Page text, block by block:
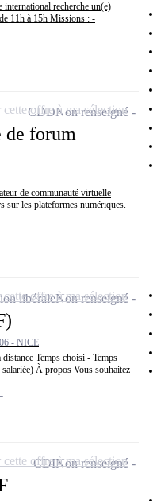
international recherche un(e)
11h à 15h Missions : -
forum
de communauté virtuelle
sur les plateformes numériques.
CDDNon renseigné
offre à ma sélection
06 - NICE
Temps choisi - Temps
À propos Vous souhaitez
libéraleNon renseigné
offre à ma sélection
CDINon renseigné
offre à ma sélection